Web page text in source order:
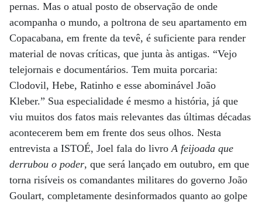
pernas. Mas o atual posto de observação de onde
acompanha o mundo, a poltrona de seu apartamento em
Copacabana, em frente da tevê, é suficiente para render
material de novas críticas, que junta às antigas. “Vejo
telejornais e documentários. Tem muita porcaria:
Clodovil, Hebe, Ratinho e esse abominável João
Kleber.” Sua especialidade é mesmo a história, já que
viu muitos dos fatos mais relevantes das últimas décadas
acontecerem bem em frente dos seus olhos. Nesta
entrevista a ISTOÉ, Joel fala do livroA feijoada que
derrubou o poder, que será lançado em outubro, em que
torna risíveis os comandantes militares do governo João
Goulart, completamente desinformados quanto ao golpe